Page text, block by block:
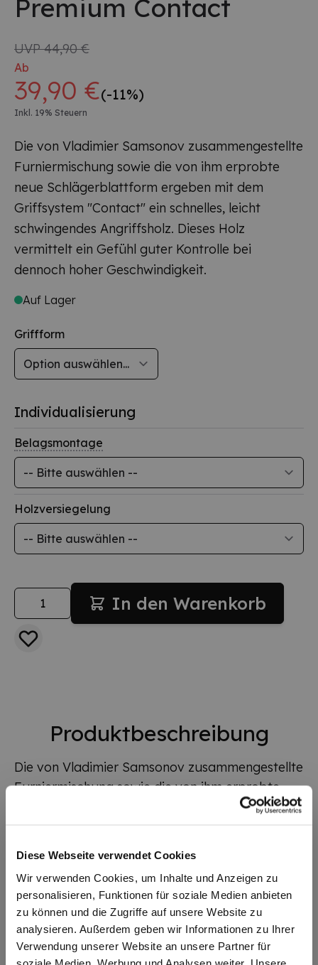
Diese Webseite verwendet Cookies
Wir verwenden Cookies, um Inhalte und Anzeigen zu
personalisieren, Funktionen für soziale Medien anbieten
zu können und die Zugriffe auf unsere Website zu
analysieren. Außerdem geben wir Informationen zu Ihrer
Verwendung unserer Website an unsere Partner für
soziale Medien, Werbung und Analysen weiter. Unsere
Premium Contact
UVP44,90 €
Ab
39,90 €(-11%)
Inkl. 19% Steuern
Die von Vladimier Samsonov zusammengestellte
Furniermischung sowie die von ihm erprobte
neue Schlägerblattform ergeben mit dem
Griffsystem "Contact" ein schnelles, leicht
schwingendes Angriffsholz. Dieses Holz
vermittelt ein Gefühl guter Kontrolle bei
dennoch hoher Geschwindigkeit.
Auf Lager
Griffform
Individualisierung
Belagsmontage
Holzversiegelung
Menge In den Warenkorb
Produktbeschreibung
Die von Vladimier Samsonov zusammengestellte
Furniermischung sowie die von ihm erprobte
neue Schlägerblattform ergeben mit dem
dennoch hoher Geschwindigkeit.
Zusatzinformationen